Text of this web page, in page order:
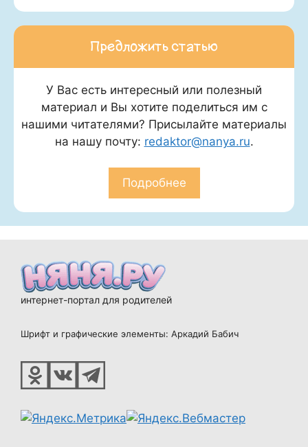
Предложить статью
У Вас есть интересный или полезный
материал и Вы хотите поделиться им с
нашими читателями? Присылайте материалы
на нашу почту: redaktor@nanya.ru.
Подробнее
интернет-портал для родителей
Шрифт и графические элементы: Аркадий Бабич